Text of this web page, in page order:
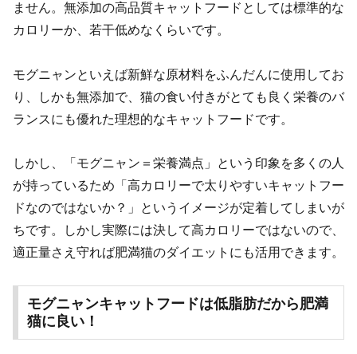
ません。無添加の高品質キャットフードとしては標準的な
カロリーか、若干低めなくらいです。
モグニャンといえば新鮮な原材料をふんだんに使用してお
り、しかも無添加で、猫の食い付きがとても良く栄養のバ
ランスにも優れた理想的なキャットフードです。
しかし、「モグニャン＝栄養満点」という印象を多くの人
が持っているため「高カロリーで太りやすいキャットフー
ドなのではないか？」というイメージが定着してしまいが
ちです。しかし実際には決して高カロリーではないので、
適正量さえ守れば肥満猫のダイエットにも活用できます。
モグニャンキャットフードは低脂肪だから肥満
猫に良い！